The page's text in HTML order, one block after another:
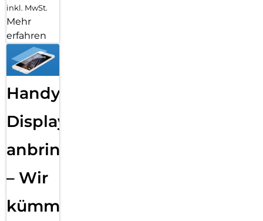
inkl. MwSt.
Mehr
erfahren
Handy
Displayfolie
anbringen
– Wir
kümmern